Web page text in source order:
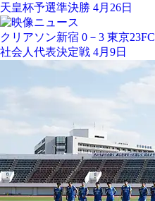
天皇杯予選準決勝 4月26日
クリアソン新宿 0－3 東京23FC
社会人代表決定戦 4月9日